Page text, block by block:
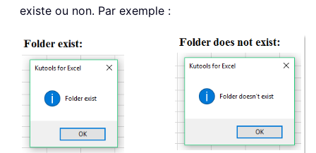
existe ou non. Par exemple :